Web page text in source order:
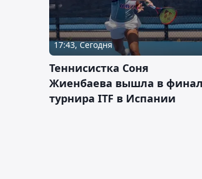
17:43, Сегодня
Теннисистка Соня
Жиенбаева вышла в финал
турнира ITF в Испании